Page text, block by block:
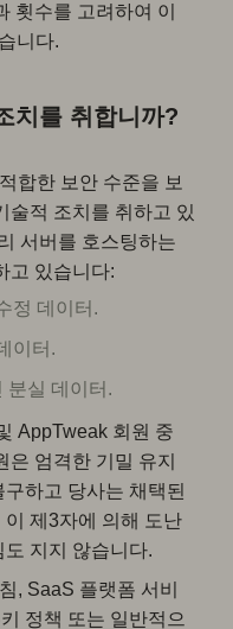
횟수를 고려하여 이
니다.
치를 취합니까?
합한 보안 수준을 보
술적 조치를 취하고 있
서버를 호스팅하는
고 있습니다:
정 데이터.
이터.
분실 데이터.
AppTweak 회원 중
엄격한 기밀 유지
하고 당사는 채택된
이 제3자에 의해 도난
지지 않습니다.
, SaaS 플랫폼 서비
정책 또는 일반적으